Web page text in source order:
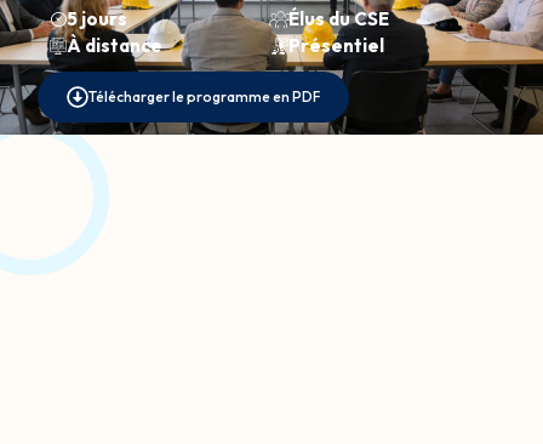
5 jours
Élus du CSE
À distance
Présentiel
Télécharger le programme en PDF